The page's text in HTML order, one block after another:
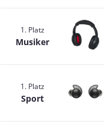
1. Platz
Musiker
1. Platz
Sport